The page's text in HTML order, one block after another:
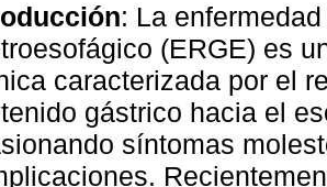
: La
(ERGE) es
caracterizada por el
gástrico hacia el
síntomas